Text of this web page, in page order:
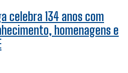
celebra 134 anos com
homenagens e